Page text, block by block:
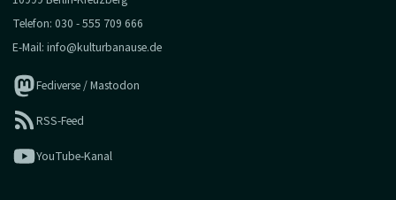
Telefon: 030 - 555 709 666
E-Mail: info@kulturbanause.de
Fediverse / Mastodon
RSS-Feed
YouTube-Kanal